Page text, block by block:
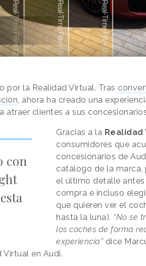
por la Realidad Virtual. Tras
, ahora ha creado una
atraer clientes a sus
con
Gracias a la Realidad
consumidores que
concesionarios de
catálogo de la marca,
el último detalle
compra e incluso
que quieren ver el
hasta la luna). “No se
los coches de forma
experiencia” dice
Virtual en Audi.